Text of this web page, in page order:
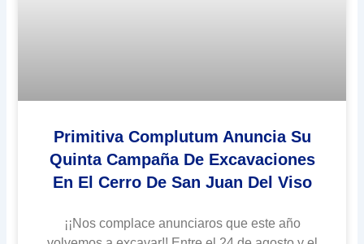
Primitiva Complutum Anuncia Su
Quinta Campaña De Excavaciones
En El Cerro De San Juan Del Viso
¡¡Nos complace anunciaros que este año